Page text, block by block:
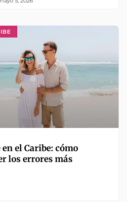
el Caribe: cómo
los errores más